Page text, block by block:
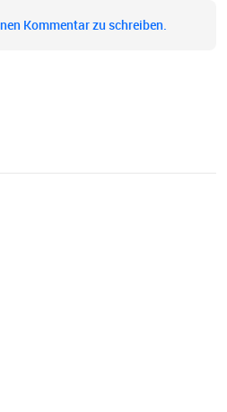
Kommentar zu schreiben.